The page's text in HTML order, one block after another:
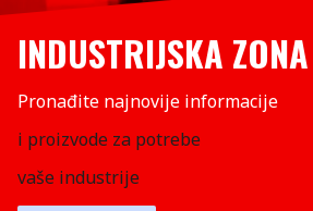
INDUSTRIJSKA ZONA
Pronađite najnovije informacije
i proizvode za potrebe
vaše industrije